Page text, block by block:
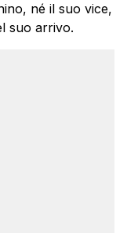
né il suo vice,
suo arrivo.